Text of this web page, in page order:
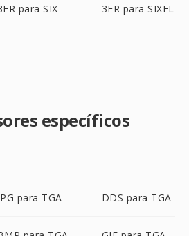
para SIX 3FR para SIXEL
específicos
para TGA DDS para TGA